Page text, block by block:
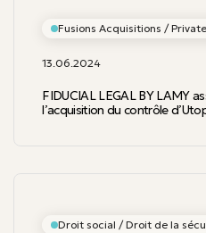
Fusions Acquisitions /
13.06.2024
FIDUCIAL LEGAL BY LAMY
l’acquisition du contrôle
Droit social / Droit de la